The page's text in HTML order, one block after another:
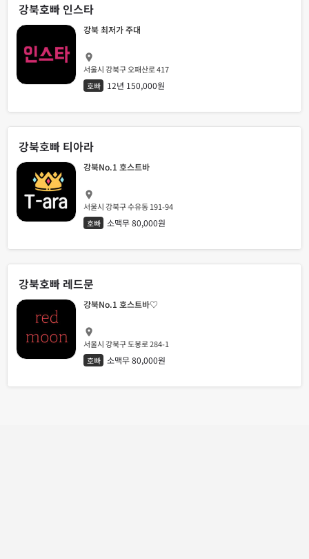
강북호빠 인스타
강북 최저가 주대
서울시 강북구 오패산로 417
호빠
12년 150,000원
강북호빠 티아라
강북No.1 호스트바
서울시 강북구 수유동 191-94
호빠 소맥무 80,000원
강북호빠 레드문
강북No.1 호스트바♡
서울시 강북구 도봉로 284-1
호빠 소맥무 80,000원